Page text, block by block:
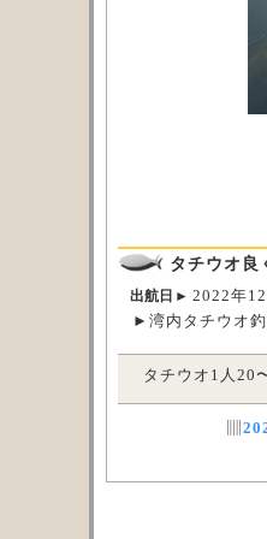
タチウオ良
出航日►2022年
►湾内タチウオ
タチウオ1人20
▥